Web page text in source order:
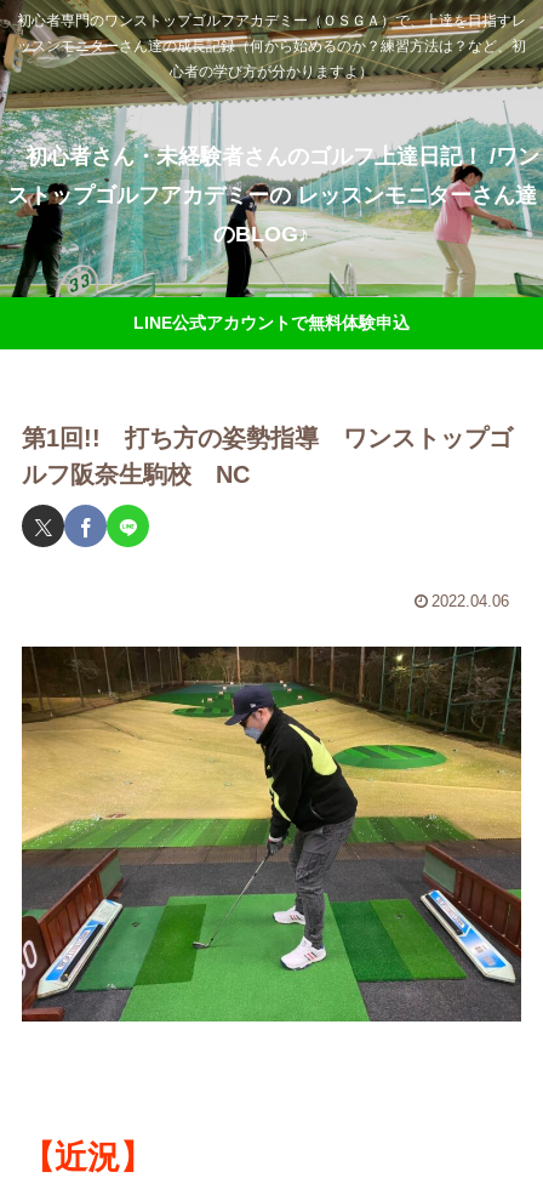
初心者専門のワンストップゴルフアカデミー（ＯＳＧＡ）で、上達を目指すレ
ッスンモニターさん達の成長記録（何から始めるのか？練習方法は？など、初
心者の学び方が分かりますよ）
初心者さん・未経験者さんのゴルフ上達日記！ /ワン
ストップゴルフアカデミーの レッスンモニターさん達
のBLOG♪
LINE公式アカウントで無料体験申込
第1回!! 打ち方の姿勢指導 ワンストップゴ
ルフ阪奈生駒校 NC
2022.04.06
【近況】